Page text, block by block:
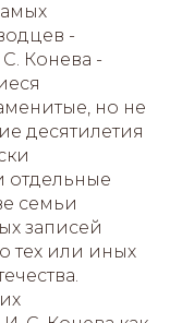
-
Конева -
но не
десятилетия
отдельные
семьи
записей
тех или иных